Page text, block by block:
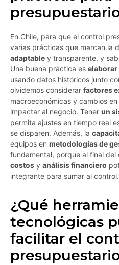
En Chile, para que el control
varias prácticas que marcan la
adaptable y transparente, y
Una buena práctica es
usando datos históricos junto
olvidemos considerar factores
macroeconómicas y cambios
impactar al negocio. Tener un
permita ajustes en tiempo real
se disparen. Además, la
equipos en metodologías de
fundamental, porque al final del
costos y análisis financiero
integrante para sumar al control.
¿Qué
tecnológicas
facilitar el